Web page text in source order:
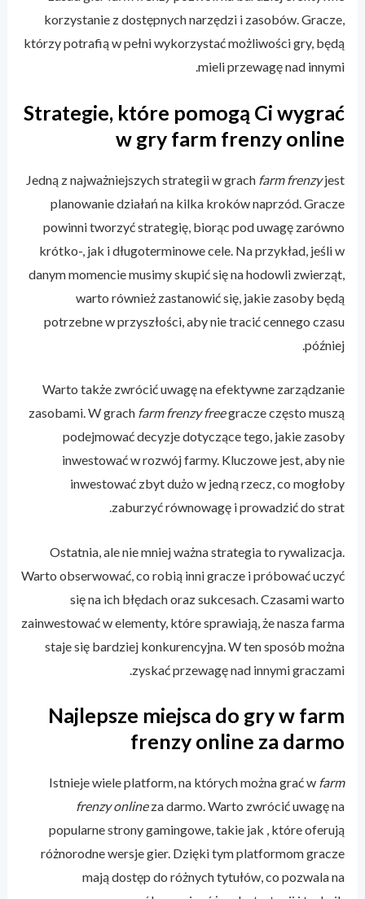
korzystanie z dostępnych narzędzi i zasobów. Gracze,
którzy potrafią w pełni wykorzystać możliwości gry, będą
mieli przewagę nad innymi.
Strategie, które pomogą Ci wygrać
w gry farm frenzy online
Jedną z najważniejszych strategii w grach farm frenzyjest
planowanie działań na kilka kroków naprzód. Gracze
powinni tworzyć strategię, biorąc pod uwagę zarówno
krótko-, jak i długoterminowe cele. Na przykład, jeśli w
danym momencie musimy skupić się na hodowli zwierząt,
warto również zastanowić się, jakie zasoby będą
potrzebne w przyszłości, aby nie tracić cennego czasu
później.
Warto także zwrócić uwagę na efektywne zarządzanie
zasobami. W grach farm frenzy freegracze często muszą
podejmować decyzje dotyczące tego, jakie zasoby
inwestować w rozwój farmy. Kluczowe jest, aby nie
inwestować zbyt dużo w jedną rzecz, co mogłoby
zaburzyć równowagę i prowadzić do strat.
Ostatnia, ale nie mniej ważna strategia to rywalizacja.
Warto obserwować, co robią inni gracze i próbować uczyć
się na ich błędach oraz sukcesach. Czasami warto
zainwestować w elementy, które sprawiają, że nasza farma
staje się bardziej konkurencyjna. W ten sposób można
zyskać przewagę nad innymi graczami.
Najlepsze miejsca do gry w farm
frenzy online za darmo
Istnieje wiele platform, na których można grać w farm
frenzy onlineza darmo. Warto zwrócić uwagę na
popularne strony gamingowe, takie jak , które oferują
różnorodne wersje gier. Dzięki tym platformom gracze
mają dostęp do różnych tytułów, co pozwala na